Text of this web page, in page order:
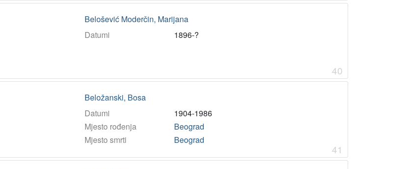
Belošević Moderčin, Marijana
Datumi
1896-?
40
Beložanski, Bosa
Datumi
1904-1986
Mjesto rođenja
Beograd
Mjesto smrti
Beograd
41